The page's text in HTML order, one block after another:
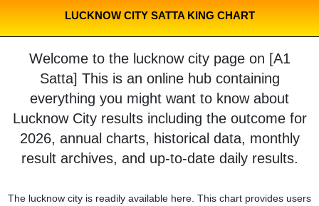
LUCKNOW CITY SATTA KING CHART
Welcome to the lucknow city page on [A1
Satta] This is an online hub containing
everything you might want to know about
Lucknow City results including the outcome for
2026, annual charts, historical data, monthly
result archives, and up-to-date daily results.
The lucknow city is readily available here. This chart provides users